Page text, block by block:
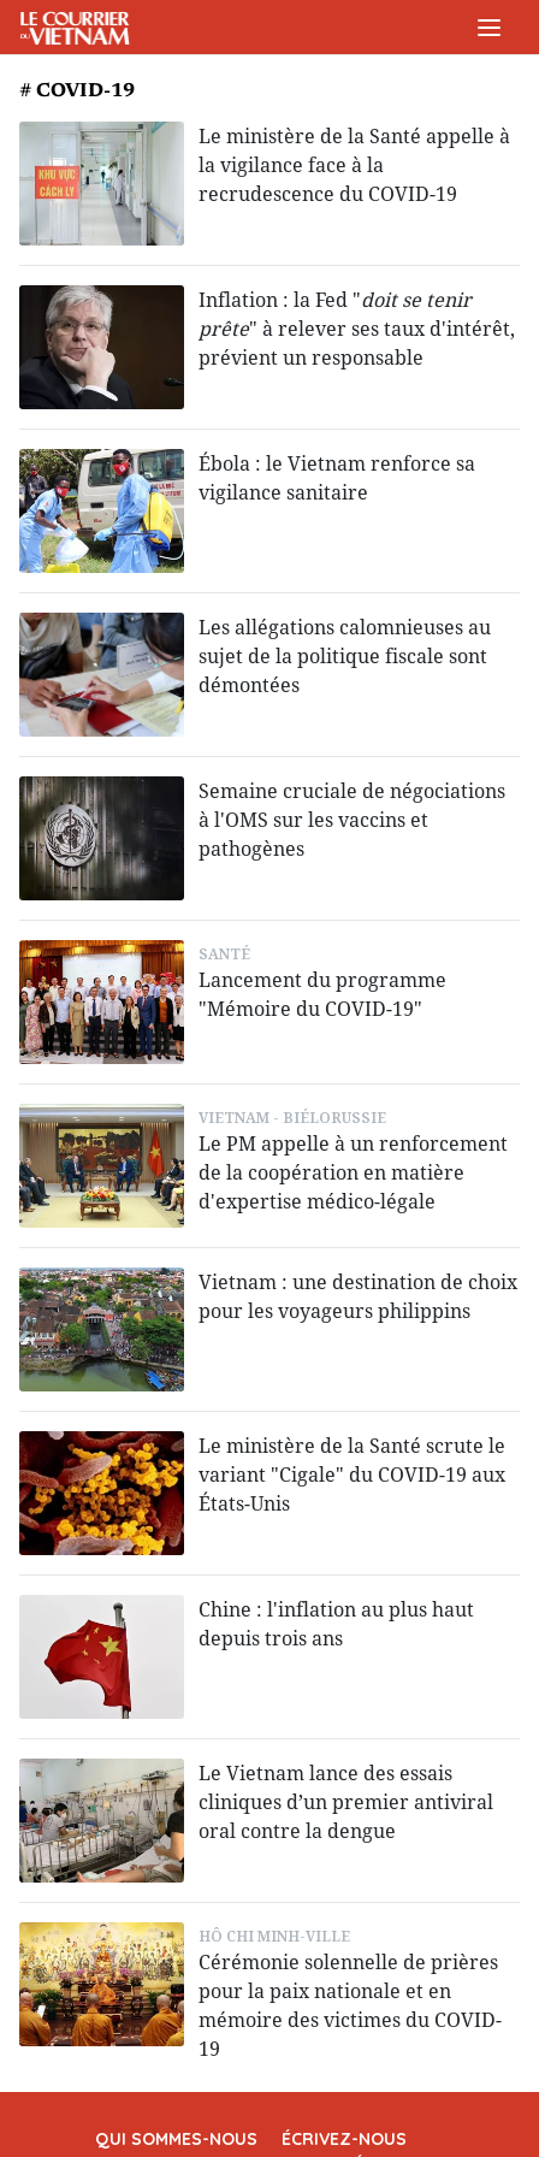
# COVID-19
Le ministère de la Santé appelle à
la vigilance face à la
recrudescence du COVID-19
Inflation : la Fed "doit se tenir
prête" à relever ses taux d'intérêt,
prévient un responsable
Ébola : le Vietnam renforce sa
vigilance sanitaire
Les allégations calomnieuses au
sujet de la politique fiscale sont
démontées
Semaine cruciale de négociations
à l'OMS sur les vaccins et
pathogènes
SANTÉ
Lancement du programme
"Mémoire du COVID-19"
VIETNAM - BIÉLORUSSIE
Le PM appelle à un renforcement
de la coopération en matière
d'expertise médico-légale
Vietnam : une destination de choix
pour les voyageurs philippins
Le ministère de la Santé scrute le
variant "Cigale" du COVID-19 aux
États-Unis
Chine : l'inflation au plus haut
depuis trois ans
Le Vietnam lance des essais
cliniques d’un premier antiviral
oral contre la dengue
HÔ CHI MINH-VILLE
Cérémonie solennelle de prières
pour la paix nationale et en
mémoire des victimes du COVID-
19
QUI SOMMES-NOUS
ÉCRIVEZ-NOUS